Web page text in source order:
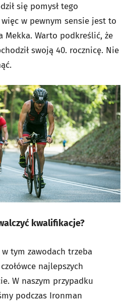
się pomysł tego
w pewnym sensie jest to
Warto podkreślić, że
swoją 40. rocznicę. Nie
kwalifikacje?
tym zawodach trzeba
najlepszych
W naszym przypadku
podczas Ironman